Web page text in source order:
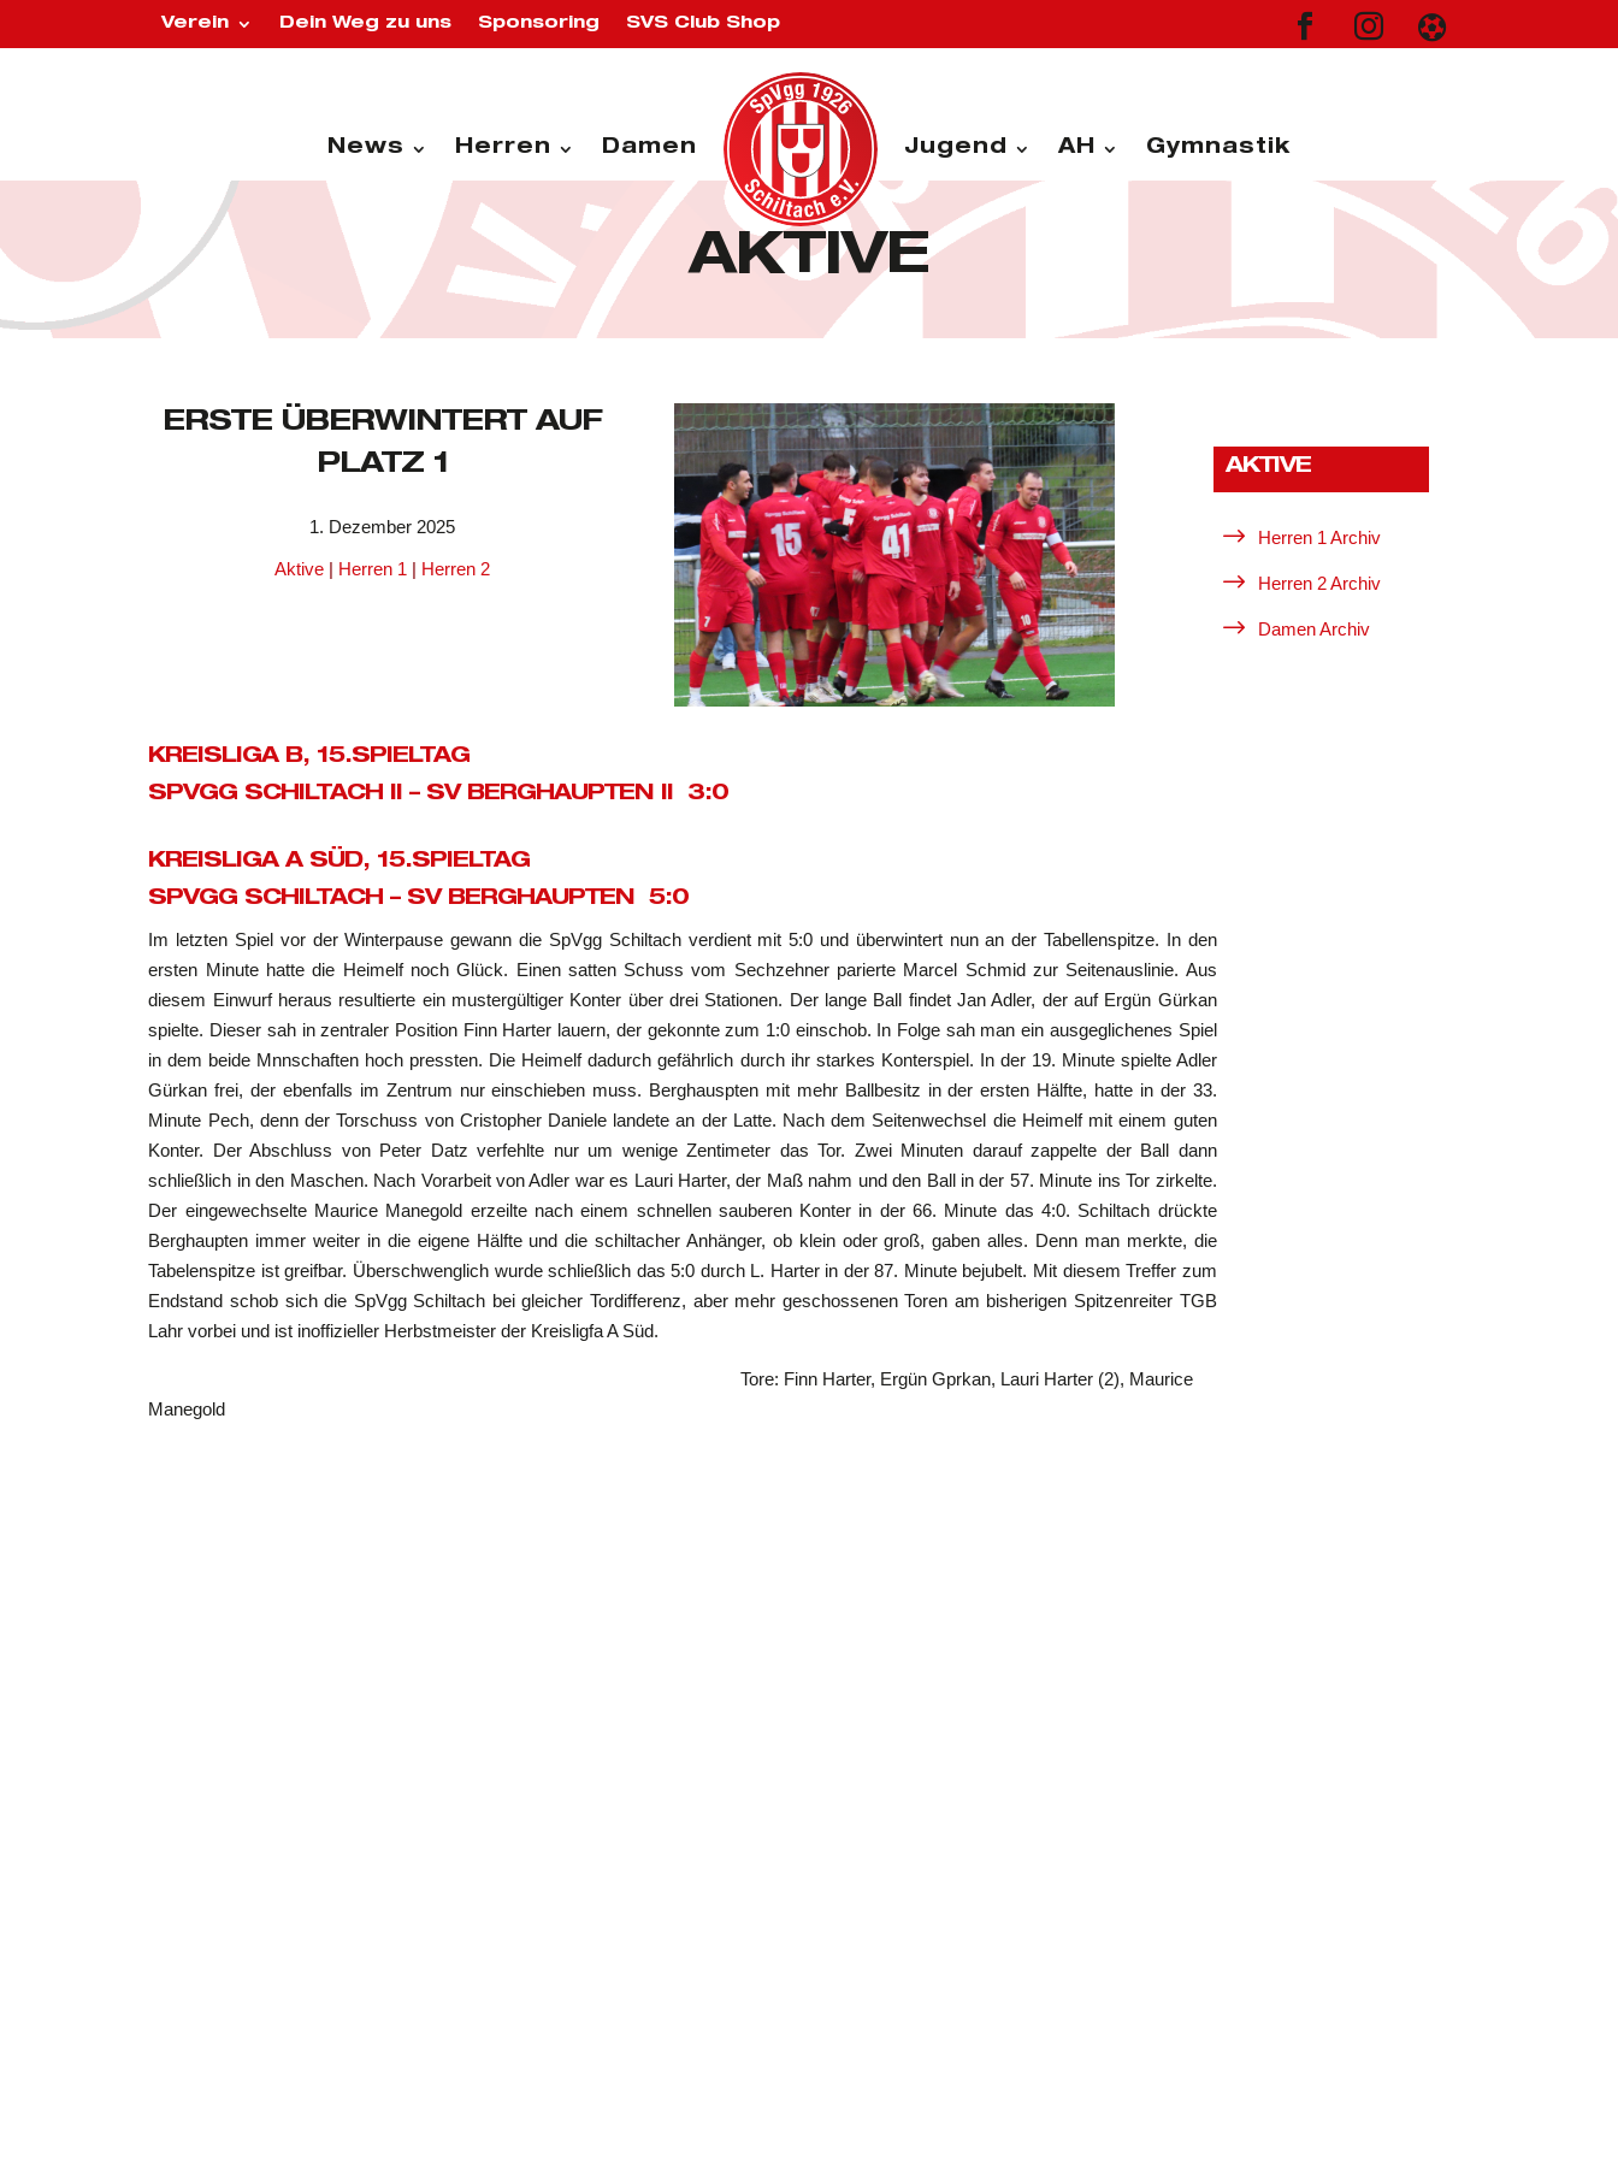
Verein Dein Weg zu uns Sponsoring SVS Club Shop   
News Herren Damen Jugend AH Gymnastik
AKTIVE
ERSTE ÜBERWINTERT AUF
PLATZ 1
1. Dezember 2025
Aktive | Herren 1 | Herren 2
KREISLIGA B, 15.SPIELTAG
SPVGG SCHILTACH II – SV BERGHAUPTEN II 3:0
KREISLIGA A SÜD, 15.SPIELTAG
SPVGG SCHILTACH – SV BERGHAUPTEN 5:0
Im letzten Spiel vor der Winterpause gewann die SpVgg Schiltach verdient mit 5:0 und überwintert nun an der Tabellenspitze. In den
ersten Minute hatte die Heimelf noch Glück. Einen satten Schuss vom Sechzehner parierte Marcel Schmid zur Seitenauslinie. Aus
diesem Einwurf heraus resultierte ein mustergültiger Konter über drei Stationen. Der lange Ball findet Jan Adler, der auf Ergün Gürkan
spielte. Dieser sah in zentraler Position Finn Harter lauern, der gekonnte zum 1:0 einschob. In Folge sah man ein ausgeglichenes Spiel
in dem beide Mnnschaften hoch pressten. Die Heimelf dadurch gefährlich durch ihr starkes Konterspiel. In der 19. Minute spielte Adler
Gürkan frei, der ebenfalls im Zentrum nur einschieben muss. Berghauspten mit mehr Ballbesitz in der ersten Hälfte, hatte in der 33.
Minute Pech, denn der Torschuss von Cristopher Daniele landete an der Latte. Nach dem Seitenwechsel die Heimelf mit einem guten
Konter. Der Abschluss von Peter Datz verfehlte nur um wenige Zentimeter das Tor. Zwei Minuten darauf zappelte der Ball dann
schließlich in den Maschen. Nach Vorarbeit von Adler war es Lauri Harter, der Maß nahm und den Ball in der 57. Minute ins Tor zirkelte.
Der eingewechselte Maurice Manegold erzeilte nach einem schnellen sauberen Konter in der 66. Minute das 4:0. Schiltach drückte
Berghaupten immer weiter in die eigene Hälfte und die schiltacher Anhänger, ob klein oder groß, gaben alles. Denn man merkte, die
Tabelenspitze ist greifbar. Überschwenglich wurde schließlich das 5:0 durch L. Harter in der 87. Minute bejubelt. Mit diesem Treffer zum
Endstand schob sich die SpVgg Schiltach bei gleicher Tordifferenz, aber mehr geschossenen Toren am bisherigen Spitzenreiter TGB
Lahr vorbei und ist inoffizieller Herbstmeister der Kreisligfa A Süd.
Tore: Finn Harter, Ergün Gprkan, Lauri Harter (2), Maurice
Manegold
AKTIVE
$ Herren 1 Archiv
$ Herren 2 Archiv
$ Damen Archiv